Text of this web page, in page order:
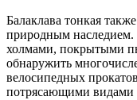
Балаклава тонкая
природным
холмами, покрытыми
обнаружить
велосипедных
потрясающими